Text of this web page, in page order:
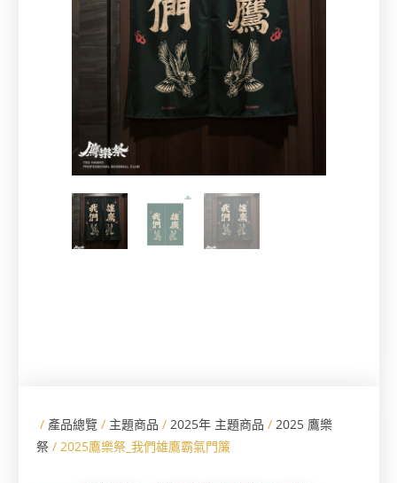
/ 產品總覽/ 主題商品 / 2025年 主題商品 / 2025 鷹樂
祭/ 2025鷹樂祭_我們雄鷹霸氣門簾